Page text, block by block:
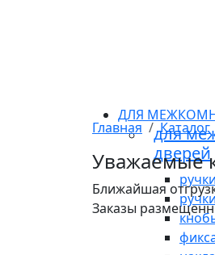
ДЛЯ
для
дверей
Главная Каталог
Уважаемые
Ближайшая
Заказы